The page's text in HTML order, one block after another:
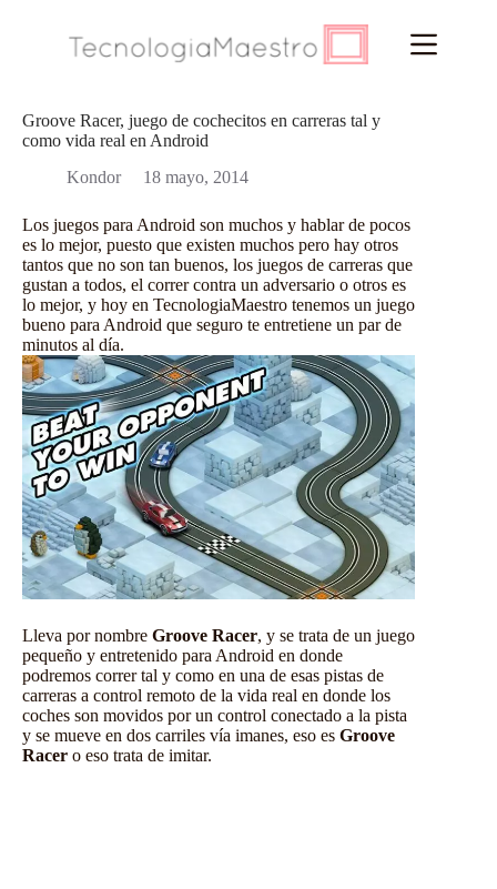
Groove Racer, juego de cochecitos en carreras tal y
como vida real en Android
Kondor
18 mayo, 2014
Los juegos para Android son muchos y hablar de pocos
es lo mejor, puesto que existen muchos pero hay otros
tantos que no son tan buenos, los juegos de carreras que
gustan a todos, el correr contra un adversario o otros es
lo mejor, y hoy en TecnologiaMaestro tenemos un juego
bueno para Android que seguro te entretiene un par de
minutos al día.
Lleva por nombre Groove Racer, y se trata de un juego
pequeño y entretenido para Android en donde
podremos correr tal y como en una de esas pistas de
carreras a control remoto de la vida real en donde los
coches son movidos por un control conectado a la pista
y se mueve en dos carriles vía imanes, eso es Groove
Racer o eso trata de imitar.